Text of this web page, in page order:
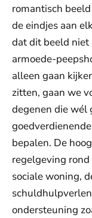
romantisch
de eindjes aan
dat dit beeld
armoede-
alleen gaan
zitten, gaan we
degenen die wél
bepalen. De
regelgeving
sociale woning,
ondersteuning